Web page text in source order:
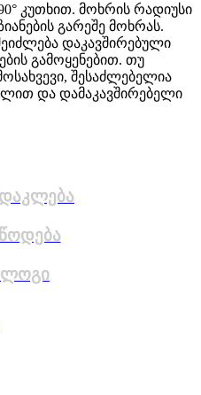
კუთხით. მოხრის რადიუსი
გარეშე მოხრას.
დაკავშირებული
გამოყენებით. თუ
შესაძლებელია
და დამაკავშირებელი